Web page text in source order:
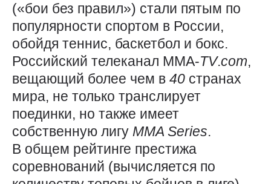
(«бои без правил») стали пятым по
популярности спортом в России,
обойдя теннис, баскетбол и бокс.
Российский телеканал ММА-TV.com,
вещающий более чем в 40 странах
мира, не только транслирует
поединки, но также имеет
собственную лигу MMA Series.
В общем рейтинге престижа
соревнований (вычисляется по